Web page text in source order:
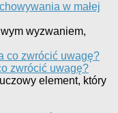
w małej
wyzwaniem,
zwrócić uwagę?
element, który